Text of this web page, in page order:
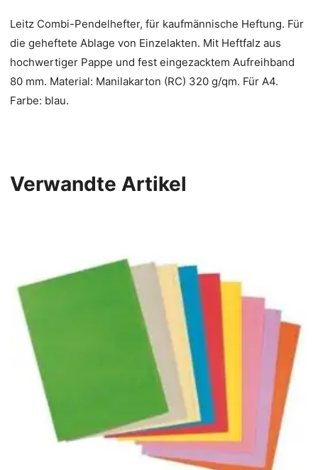
Leitz Combi-Pendelhefter, für kaufmännische Heftung. Für
die geheftete Ablage von Einzelakten. Mit Heftfalz aus
hochwertiger Pappe und fest eingezacktem Aufreihband
80 mm. Material: Manilakarton (RC) 320 g/qm. Für A4.
Farbe: blau.
Verwandte Artikel